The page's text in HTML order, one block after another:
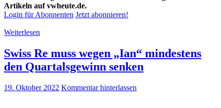
Artikeln auf vwheute.de.
Login für Abonnenten Jetzt abonnieren!
Weiterlesen
Swiss Re muss wegen „Ian“ mindestens
den Quartalsgewinn senken
19. Oktober 2022 Kommentar hinterlassen